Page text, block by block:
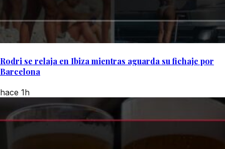
Rodri se relaja en Ibiza mientras aguarda su fichaje por
Barcelona
hace 1h